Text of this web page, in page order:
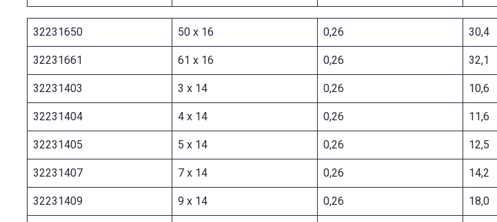
32231650 50 x 16 0,26 30,4
32231661 61 x 16 0,26 32,1
32231403 3 x 14 0,26 10,6
32231404 4 x 14 0,26 11,6
32231405 5 x 14 0,26 12,5
32231407 7 x 14 0,26 14,2
32231409 9 x 14 0,26 18,0